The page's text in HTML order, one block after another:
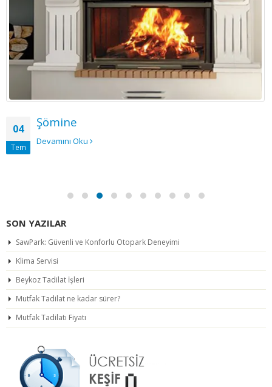
04
Tem
Şömine
Devamını Oku
SON YAZILAR
SawPark: Güvenli ve Konforlu Otopark Deneyimi
Klima Servisi
Beykoz Tadilat İşleri
Mutfak Tadilat ne kadar sürer?
Mutfak Tadilatı Fiyatı